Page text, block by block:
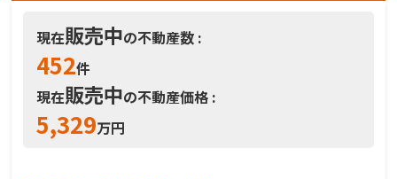
現在販売中の不動産数 :
452件
現在販売中の不動産価格 :
5,329万円